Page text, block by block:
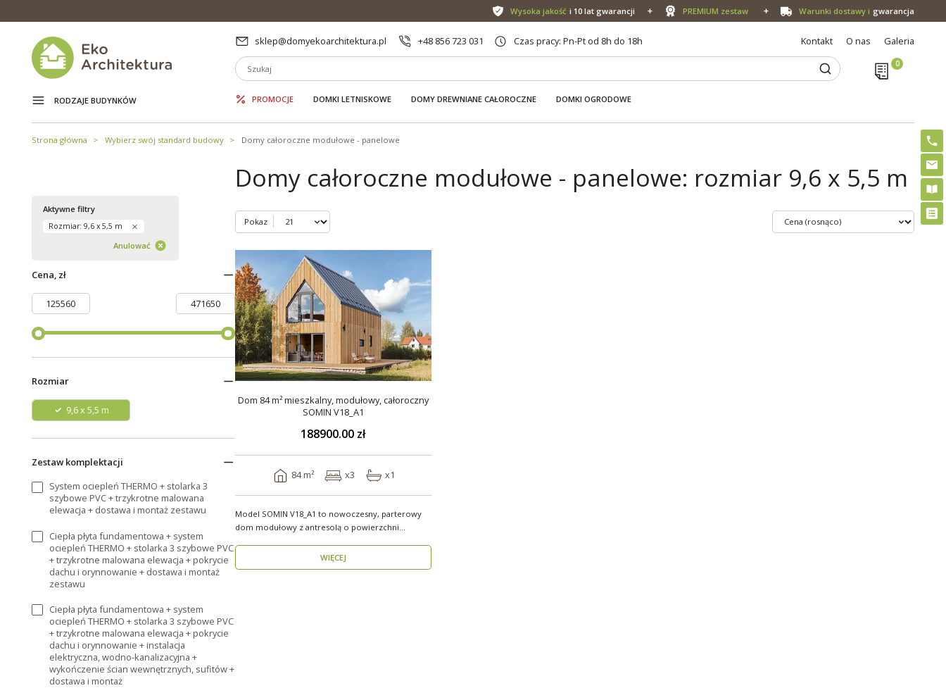
Wysoka jakość i 10 lat gwarancji PREMIUM zestaw Warunki dostawy i gwarancja
sklep@domyekoarchitektura.pl +48 856 723 031 Czas pracy: Pn-Pt od 8h do 18h Kontakt O nas Galeria
RODZAJE BUDYNKÓW PROMOCJE DOMKI LETNISKOWE DOMY DREWNIANE CAŁOROCZNE DOMKI OGRODOWE
Strona główna Wybierz swój standard budowy Domy całoroczne modułowe - panelowe
Aktywne filtry
Rozmiar: 9,6 x 5,5 m
Anulować
Cena, zł
Rozmiar
9,6 x 5,5 m
Zestaw komplektacji
System ociepleń THERMO + stolarka 3
szybowe PVC + trzykrotne malowana
elewacja + dostawa i montaż zestawu
Ciepła płyta fundamentowa + system
ociepleń THERMO + stolarka 3 szybowe PVC
+ trzykrotne malowana elewacja + pokrycie
dachu i orynnowanie + dostawa i montaż
zestawu
Ciepła płyta fundamentowa + system
ociepleń THERMO + stolarka 3 szybowe PVC
+ trzykrotne malowana elewacja + pokrycie
dachu i orynnowanie + instalacja
elektryczna, wodno-kanalizacyjna +
wykończenie ścian wewnętrznych, sufitów +
dostawa i montaż
Domy całoroczne modułowe - panelowe: rozmiar 9,6 x 5,5 m
Pokaz
Dom 84 m² mieszkalny, modułowy, całoroczny
SOMIN V18_A1
188900.00 zł
84 m² x3 x1
Model SOMIN V18_A1 to nowoczesny, parterowy
dom modułowy z antresolą o powierzchni
WIĘCEJ